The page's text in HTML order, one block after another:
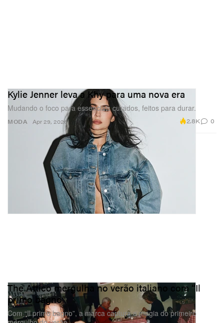
MODA
Kylie Jenner leva a Khy para uma nova era
Mudando o foco para essenciais curados, feitos para durar.
Apr 29, 2026 2.8K 0
The Attico mergulha no verão italiano com “Il
primo bagno”
Com “Il primo bagno”, a marca captura a magia do primeiro